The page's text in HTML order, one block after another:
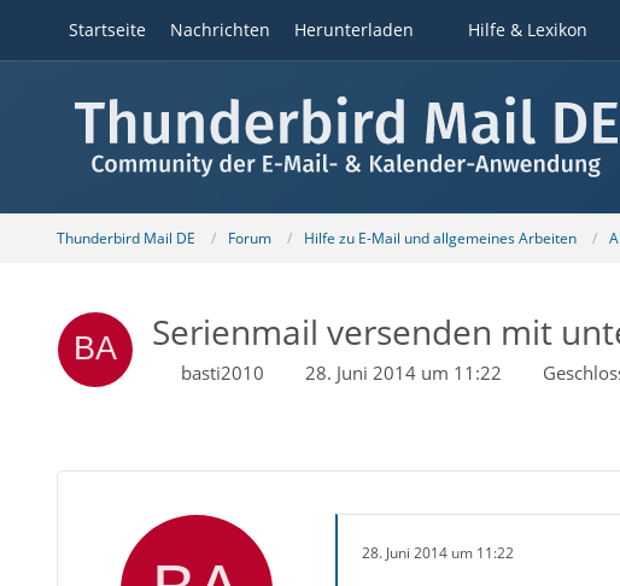
Startseite Nachrichten Herunterladen Hilfe & Lexikon
Thunderbird Mail DE Forum Hilfe zu E-Mail und allgemeines Arbeiten
Serienmail versenden mit
basti2010 28. Juni 2014 um 11:22
28. Juni 2014 um 11:22